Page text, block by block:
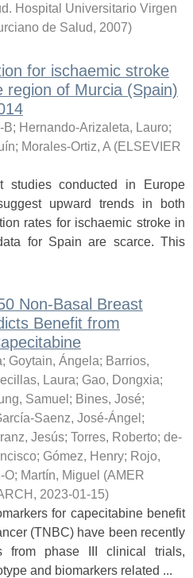
Hospital Universitario Virgen
de Salud, 2007)
for ischaemic stroke
region of Murcia (Spain)
B; Hernando-Arizaleta, Lauro;
; Morales-Ortiz, A (ELSEVIER
studies conducted in Europe
upward trends in both
rates for ischaemic stroke in
for Spain are scarce. This
Non-Basal Breast
Benefit from
; Goytain, Ángela; Barrios,
Laura; Gao, Dongxia;
Samuel ; Bines, José;
Saenz, José-Ángel ;
Jesús; Torres, Roberto; de-
; Gómez, Henry; Rojo,
O; Martín, Miguel (AMER
, 2023-01-15)
for capecitabine benefit
(TNBC) have been recently
from phase III clinical trials,
and biomarkers related ...